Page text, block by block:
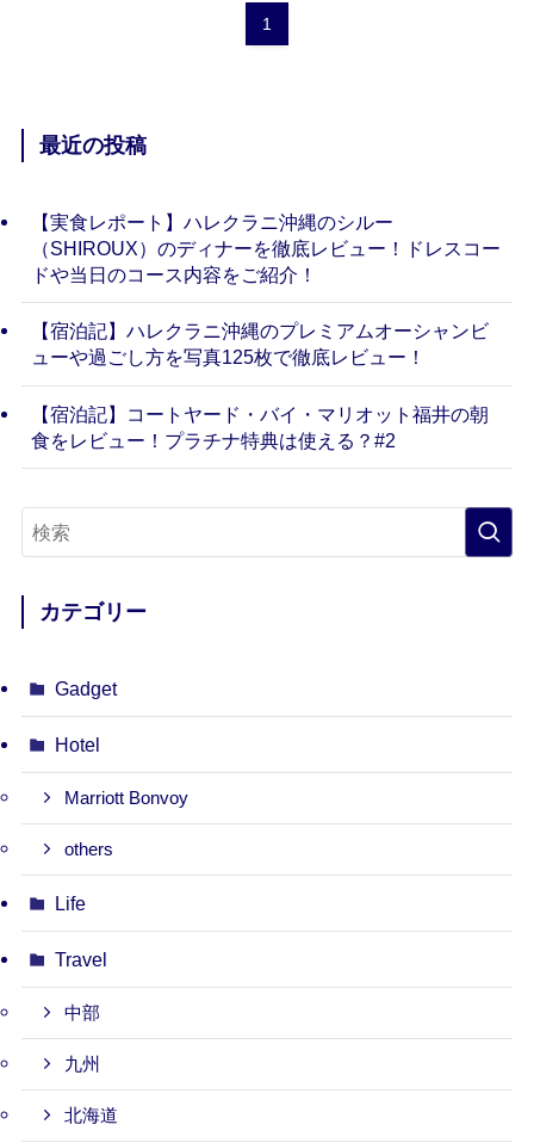
1
最近の投稿
【実食レポート】ハレクラニ沖縄のシルー
（SHIROUX）のディナーを徹底レビュー！ドレスコー
ドや当日のコース内容をご紹介！
【宿泊記】ハレクラニ沖縄のプレミアムオーシャンビ
ューや過ごし方を写真125枚で徹底レビュー！
【宿泊記】コートヤード・バイ・マリオット福井の朝
食をレビュー！プラチナ特典は使える？#2
カテゴリー
Gadget
Hotel
Marriott Bonvoy
others
Life
Travel
中部
九州
北海道